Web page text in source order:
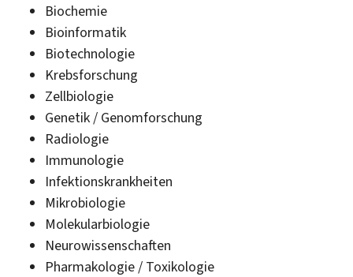
Biochemie
Bioinformatik
Biotechnologie
Krebsforschung
Zellbiologie
Genetik / Genomforschung
Radiologie
Immunologie
Infektionskrankheiten
Mikrobiologie
Molekularbiologie
Neurowissenschaften
Pharmakologie / Toxikologie